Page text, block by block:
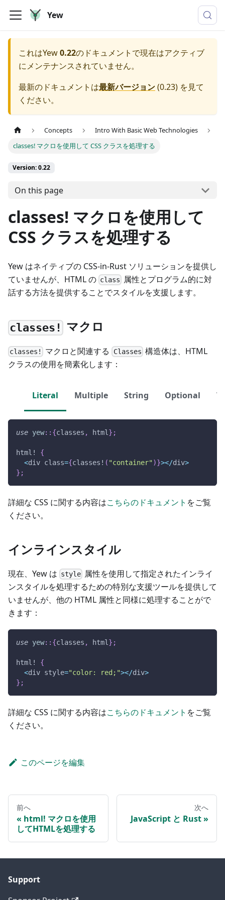
Yew
これはYew0.22のドキュメントで現在はアクティブ
にメンテナンスされていません。
最新のドキュメントは最新バージョン(0.23) を見て
ください。
Concepts
Intro With Basic Web Technologies
classes! マクロを使用して CSS クラスを処理する
Version: 0.22
On this page
classes! マクロを使用して
CSS クラスを処理する
Yew はネイティブの CSS-in-Rust ソリューションを提供し
ていませんが、HTML の class
属性とプログラム的に対
話する方法を提供することでスタイルを支援します。
classes! マクロ
classes! マクロと関連する Classes 構造体は、HTML
クラスの使用を簡素化します：
Literal Multiple String Optional
use yew:: {classes , html } ;
html!
{
<div class={classes! ( "container" )}></div>
} ;
詳細な CSS に関する内容はこちらのドキュメント をご覧
ください。
インラインスタイル
現在、Yew は style 属性を使用して指定されたインライ
ンスタイルを処理するための特別な支援ツールを提供して
いませんが、他の HTML 属性と同様に処理することがで
きます：
use yew:: {classes , html } ;
html!
{
<div style="color: red;"></div>
} ;
詳細な CSS に関する内容はこちらのドキュメント をご覧
ください。
このページを編集
前へ
html! マクロを使用
してHTMLを処理する
次へ
JavaScript と Rust
Support